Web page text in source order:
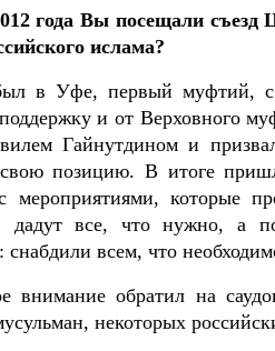
года Вы посещали
ислама?
в Уфе, первый муфтий,
и от Верховного
Гайнутдином и
свою позицию. В итоге
мероприятиями, которые
дадут все, что нужно, а
снабдили всем, что
внимание обратил на
некоторых